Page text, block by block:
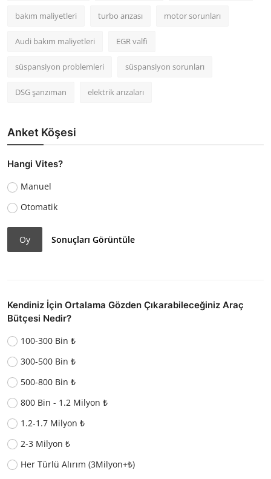
bakım maliyetleri turbo arızası motor sorunları
Audi bakım maliyetleri EGR valfi
süspansiyon problemleri süspansiyon sorunları
DSG şanzıman elektrik arızaları
Anket Köşesi
Hangi Vites?
Manuel
Otomatik
Oy Sonuçları Görüntüle
Kendiniz İçin Ortalama Gözden Çıkarabileceğiniz Araç
Bütçesi Nedir?
100-300 Bin ₺
300-500 Bin ₺
500-800 Bin ₺
800 Bin - 1.2 Milyon ₺
1.2-1.7 Milyon ₺
2-3 Milyon ₺
Her Türlü Alırım (3Milyon+₺)